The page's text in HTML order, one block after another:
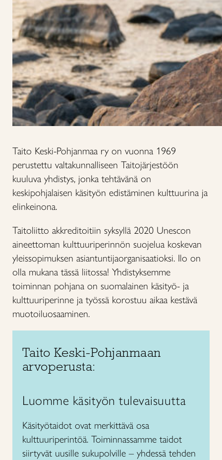
Taito Keski-Pohjanmaa ry on vuonna 1969
perustettu valtakunnalliseen Taitojärjestöön
kuuluva yhdistys, jonka tehtävänä on
keskipohjalaisen käsityön edistäminen kulttuurina ja
elinkeinona.
Taitoliitto akkreditoitiin syksyllä 2020 Unescon
aineettoman kulttuuriperinnön suojelua koskevan
yleissopimuksen asiantuntijaorganisaatioksi. Ilo on
olla mukana tässä liitossa! Yhdistyksemme
toiminnan pohjana on suomalainen käsityö- ja
kulttuuriperinne ja työssä korostuu aikaa kestävä
muotoiluosaaminen.
Taito Keski-Pohjanmaan
arvoperusta:
Luomme käsityön tulevaisuutta
Käsityötaidot ovat merkittävä osa
kulttuuriperintöä. Toiminnassamme taidot
siirtyvät uusille sukupolville – yhdessä tehden